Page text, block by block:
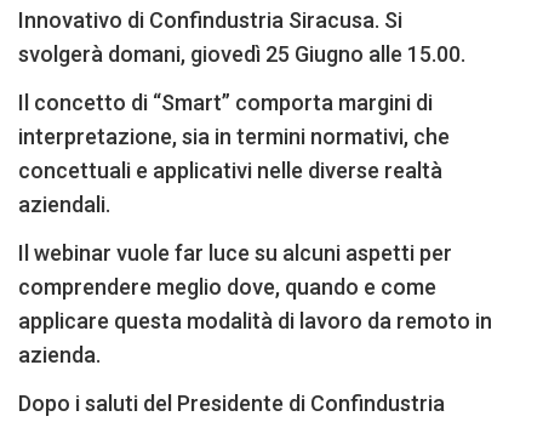
Innovativo di Confindustria Siracusa. Si
svolgerà domani, giovedì 25 Giugno alle 15.00.
Il concetto di “Smart” comporta margini di
interpretazione, sia in termini normativi, che
concettuali e applicativi nelle diverse realtà
aziendali.
Il webinar vuole far luce su alcuni aspetti per
comprendere meglio dove, quando e come
applicare questa modalità di lavoro da remoto in
azienda.
Dopo i saluti del Presidente di Confindustria